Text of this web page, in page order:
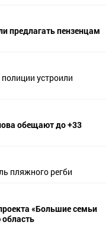
предлагать пензенцам
устроили
обещают до +33
пляжного регби
«Большие семьи